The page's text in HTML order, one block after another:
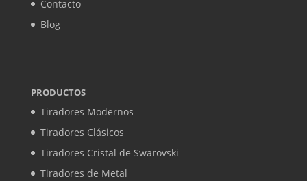
Contacto
Blog
PRODUCTOS
Tiradores Modernos
Tiradores Clásicos
Tiradores Cristal de Swarovski
Tiradores de Metal